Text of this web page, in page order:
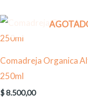
Comadreja Organica
250ml
$8.500,00